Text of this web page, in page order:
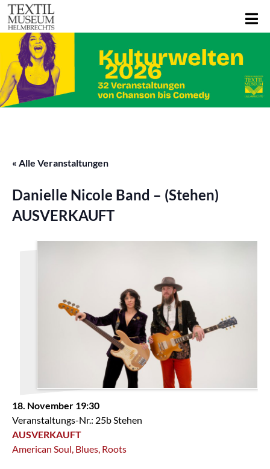
« Alle Veranstaltungen
Danielle Nicole Band – (Stehen)
AUSVERKAUFT
18. November 19:30
Veranstaltungs-Nr.: 25b Stehen
AUSVERKAUFT
American Soul, Blues, Roots